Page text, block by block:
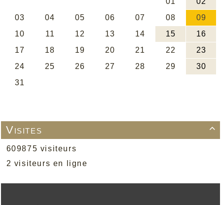

Visites
609875 visiteurs
2 visiteurs en ligne